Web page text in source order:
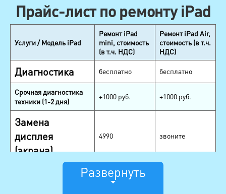
Прайс-лист по ремонту iPad
Услуги / Модель iPad
Ремонт iPad
mini, стоимость
(в т.ч. НДС)
Ремонт iPad Air,
стоимость (в т.ч.
НДС)
Диагностика бесплатно бесплатно
Срочная диагностика
техники (1-2 дня)
+1000 руб. +1000 руб.
Замена
дисплея
(экрана)
4990 звоните
Замена сенсора
2495
Развернуть